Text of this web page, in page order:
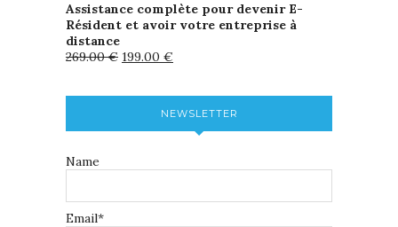
Assistance complète pour devenir E-
Résident et avoir votre entreprise à
distance
269.00€ 199.00 €
NEWSLETTER
Name
Email*